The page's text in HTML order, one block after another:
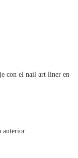
con el nail art liner en
anterior.